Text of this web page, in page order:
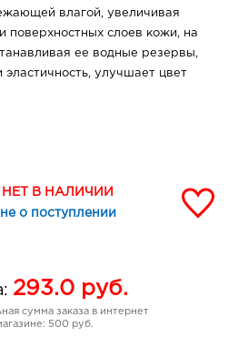
влагой, увеличивая
поверхностных слоев кожи, на
ее водные резервы,
эластичность, улучшает цвет
В НАЛИЧИИ
о поступлении
293.0руб.
сумма заказа в интернет
500 руб.